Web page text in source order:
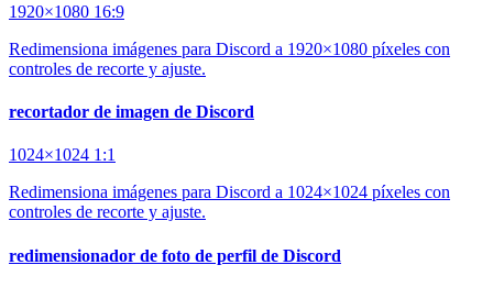
1920×1080 16:9
Redimensiona imágenes para Discord a 1920×1080 píxeles con
controles de recorte y ajuste.
recortador de imagen de Discord
1024×1024 1:1
Redimensiona imágenes para Discord a 1024×1024 píxeles con
controles de recorte y ajuste.
redimensionador de foto de perfil de Discord